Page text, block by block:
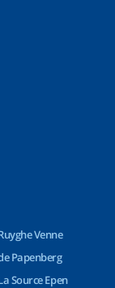
Venne
Papenberg
Source Epen